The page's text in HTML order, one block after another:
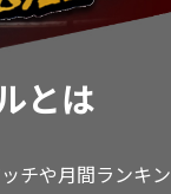
とは
チや月間ランキン